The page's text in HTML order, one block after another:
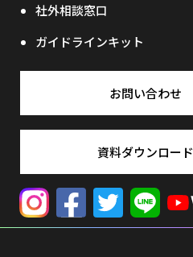
社外相談窓口
ガイドラインキット
お問い合わせ
資料ダウンロード